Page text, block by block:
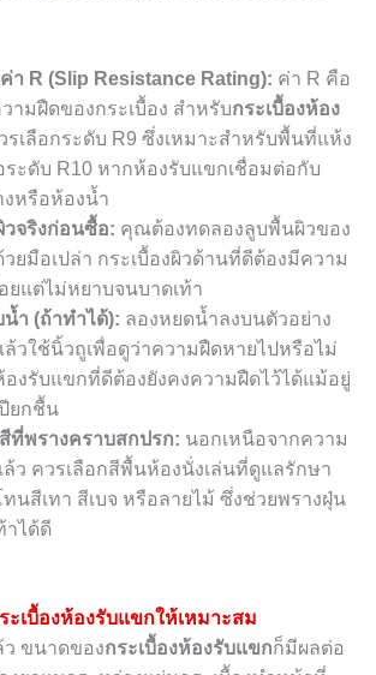
า R (Slip Resistance Rating): ค่า R คือ
ามฝืดของกระเบื้อง สำหรับกระเบื้องห้อง
รเลือกระดับ R9 ซึ่งเหมาะสำหรับพื้นที่แห้ง
ระดับ R10 หากห้องรับแขกเชื่อมต่อกับ
หรือห้องน้ำ
จริงก่อนซื้อ: คุณต้องทดลองลูบพื้นผิวของ
วยมือเปล่า กระเบื้องผิวด้านที่ดีต้องมีความ
ยแต่ไม่หยาบจนบาดเท้า
ำ (ถ้าทำได้): ลองหยดน้ำลงบนตัวอย่าง
ล้วใช้นิ้วถูเพื่อดูว่าความฝืดหายไปหรือไม่
องรับแขกที่ดีต้องยังคงความฝืดไว้ได้แม้อยู่
ยกชื้น
ที่พรางคราบสกปรก: นอกเหนือจากความ
ว ควรเลือกสีพื้นห้องนั่งเล่นที่ดูแลรักษา
ทนสีเทา สีเบจ หรือลายไม้ ซึ่งช่วยพรางฝุ่น
าได้ดี
ะเบื้องห้องรับแขกให้เหมาะสม
ขนาดของกระเบื้องห้องรับแขกก็มีผลต่อ